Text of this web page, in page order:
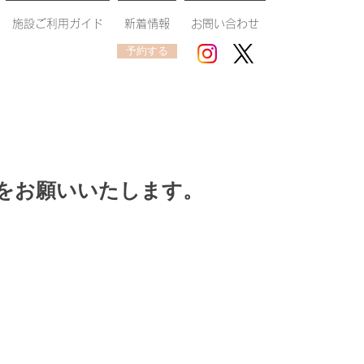
施設ご利用ガイド 新着情報 お問い合わせ
予約する
願いいたします。